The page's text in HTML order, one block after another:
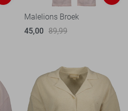
Malelions Broek
45,00 89,99